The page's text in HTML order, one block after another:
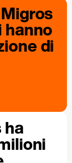
hanno
di
ha